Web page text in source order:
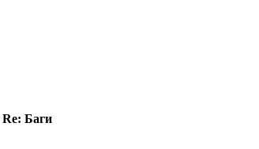
Re: Баги